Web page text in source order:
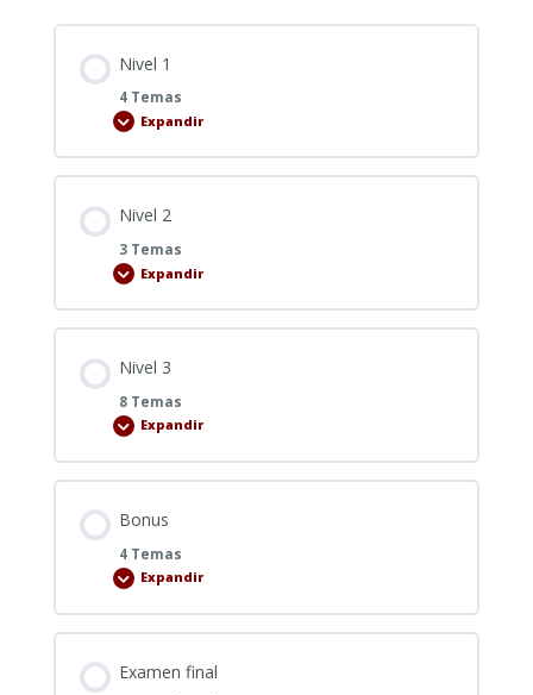
Nivel 1
4 Temas
Expandir
Nivel
Nivel 2
3 Temas
Expandir
Nivel
Nivel 3
8 Temas
Expandir
Nivel
Bonus
4 Temas
Expandir
Bonus
Examen final